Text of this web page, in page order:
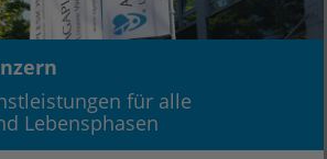
für alle
Lebensphasen